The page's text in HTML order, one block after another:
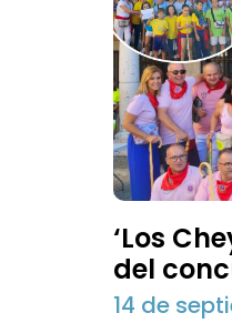
‘Los
del
14 de